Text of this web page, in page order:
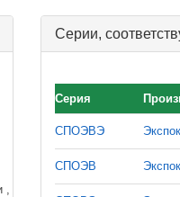
,
Серии,
Серия
СПОЭВЭ
СПОЭВ